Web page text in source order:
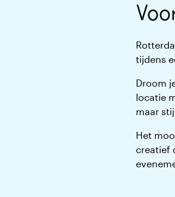
tijdens
Droom
locatie
maar
Het
creatief